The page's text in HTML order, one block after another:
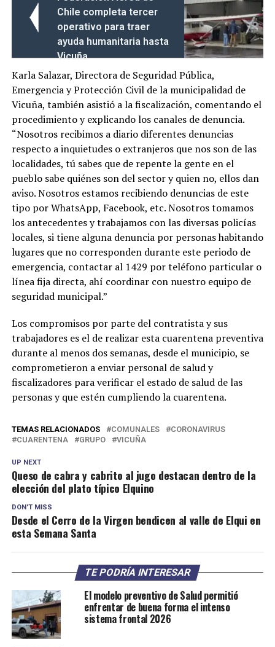
Chile completa tercer
operativo para traer
ayuda humanitaria hasta
Vicuña
Karla Salazar, Directora de Seguridad Pública,
Emergencia y Protección Civil de la municipalidad de
Vicuña, también asistió a la fiscalización, comentando el
procedimiento y explicando los canales de denuncia.
“Nosotros recibimos a diario diferentes denuncias
respecto a inquietudes o extranjeros que nos son de las
localidades, tú sabes que de repente la gente en el
pueblo sabe quiénes son del sector y quien no, ellos dan
aviso. Nosotros estamos recibiendo denuncias de este
tipo por WhatsApp, Facebook, etc. Nosotros tomamos
los antecedentes y trabajamos con las diversas policías
locales, si tiene alguna denuncia por personas habitando
lugares que no corresponden durante este periodo de
emergencia, contactar al 1429 por teléfono particular o
línea fija directa, ahí coordinar con nuestro equipo de
seguridad municipal.”
Los compromisos por parte del contratista y sus
trabajadores es el de realizar esta cuarentena preventiva
durante al menos dos semanas, desde el municipio, se
comprometieron a enviar personal de salud y
fiscalizadores para verificar el estado de salud de las
personas y que estén cumpliendo la cuarentena.
TEMAS RELACIONADOS COMUNALES
CORONAVIRUS
CUARENTENA
GRUPO VICUÑA
UP NEXT
Queso de cabra y cabrito al jugo destacan dentro de la
elección del plato típico Elquino
DON'T MISS
Desde el Cerro de la Virgen bendicen al valle de Elqui en
esta Semana Santa
TE PODRÍA INTERESAR
El modelo preventivo de Salud permitió
enfrentar de buena forma el intenso
sistema frontal 2026